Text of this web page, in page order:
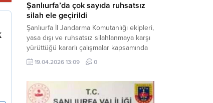
Şanlıurfa’da çok sayıda ruhsatsız
silah ele geçirildi
Şanlıurfa İl Jandarma Komutanlığı ekipleri,
yasa dışı ve ruhsatsız silahlanmaya karşı
yürüttüğü kararlı çalışmalar kapsamında
Bozova ilçesinde bir ikamete operasyon
düzenledi. Yapılan aramada çok sayıda
mühimmat ele geçirildi. Haber Merkezi –
Şanlıurfa Valiliği İl Basın ve Halkla İlişkiler
19.04.2026 13:09 0